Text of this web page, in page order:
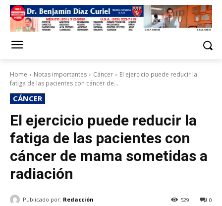
Home Notas importantes Cáncer
El ejercicio puede reducir la
fatiga de las pacientes con cáncer de...
CÁNCER
El ejercicio puede reducir la
fatiga de las pacientes con
cáncer de mama sometidas a
radiación
Publicado por: Redacción 0
529